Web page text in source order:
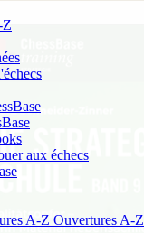
Z
aux échecs
A-Z Ouvertures A-Z